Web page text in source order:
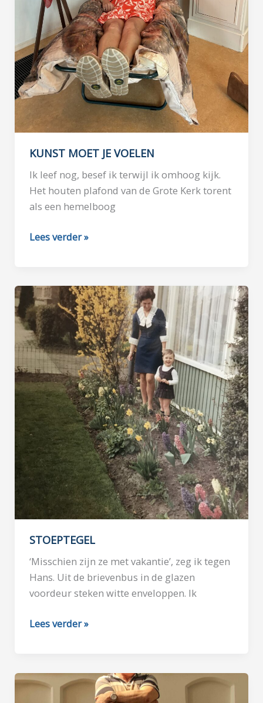
KUNST MOET JE VOELEN
Ik leef nog, besef ik terwijl ik omhoog kijk.
Het houten plafond van de Grote Kerk torent
als een hemelboog
KUNST
VOELEN
Lees verder »
STOEPTEGEL
‘Misschien zijn ze met vakantie’, zeg ik tegen
Hans. Uit de brievenbus in de glazen
voordeur steken witte enveloppen. Ik
STOEPTEGEL
Lees verder »